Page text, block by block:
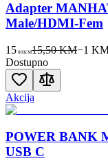
Adapter
Male/HDMI-Fem
15 00KM15,50 KM−1
Dostupno
Akcija
POWER BANK
USB C